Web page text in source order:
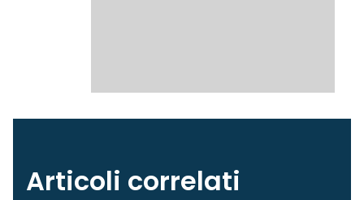
Articoli correlati